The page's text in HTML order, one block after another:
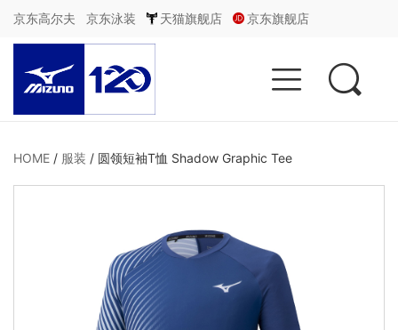
京东高尔夫 京东泳装 天猫旗舰店 京东旗舰店
 
HOME / 服装 / 圆领短袖T恤 Shadow Graphic Tee